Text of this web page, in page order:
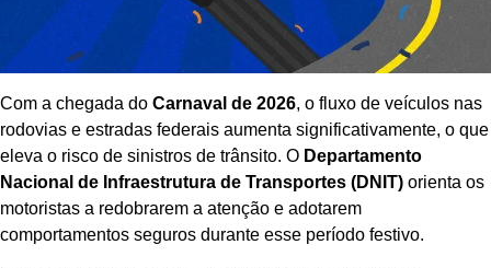
Com a chegada do Carnaval de 2026, o fluxo de veículos nas
rodovias e estradas federais aumenta significativamente, o que
eleva o risco de sinistros de trânsito. O Departamento
Nacional de Infraestrutura de Transportes (DNIT) orienta os
motoristas a redobrarem a atenção e adotarem
comportamentos seguros durante esse período festivo.